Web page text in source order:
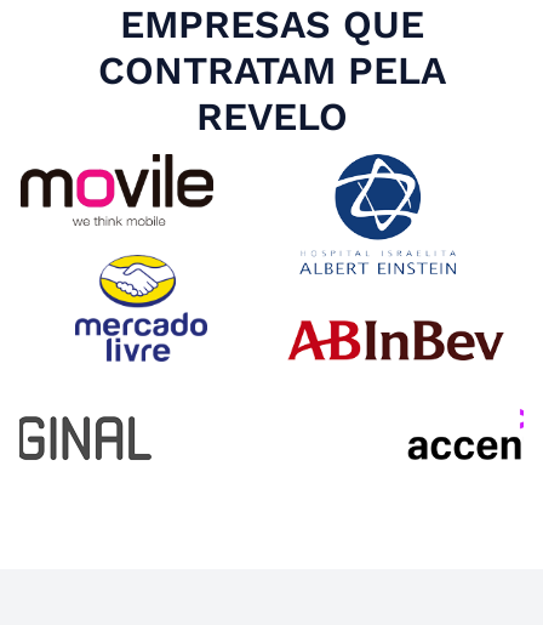
EMPRESAS QUE
CONTRATAM PELA
REVELO